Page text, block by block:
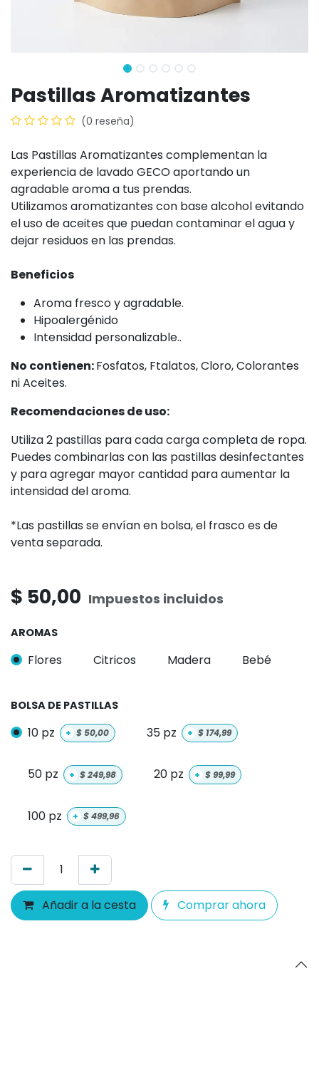
Pastillas Aromatizantes
(0 reseña)
Las Pastillas Aromatizantes complementan la
experiencia de lavado GECO aportando un
agradable aroma a tus prendas.
Utilizamos aromatizantes con base alcohol evitando
el uso de aceites que puedan contaminar el agua y
dejar residuos en las prendas.
Beneficios
Aroma fresco y agradable.
Hipoalergénido
Intensidad personalizable..
No contienen:Fosfatos, Ftalatos, Cloro, Colorantes
ni Aceites.
Recomendaciones de uso:
Utiliza 2 pastillas para cada carga completa de ropa.
Puedes combinarlas con las pastillas desinfectantes
y para agregar mayor cantidad para aumentar la
intensidad del aroma.
*Las pastillas se envían en bolsa, el frasco es de
venta separada.
$ 50,00 Impuestos incluidos
AROMAS
Flores Citricos Madera Bebé
BOLSA DE PASTILLAS
10 pz + $ 50,00 35 pz + $ 174,99
50 pz + $249,98 20 pz + $99,99
100 pz + $499,96
Añadir a la cesta Comprar ahora